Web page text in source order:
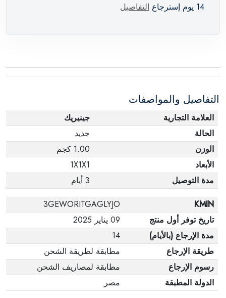
14 يوم إسترجاع التفاصيل
التفاصيل والمواصفات
العلامة التجارية
جينيريك
الحالة
جديد
الوزن
1.00 كجم
الأبعاد
1X1X1
مدة التوصيل
3 أيام
KMIN
3GEWORITGAGLYJO
تاريخ توفر أول منتج
09 يناير 2025
مدة الإرجاع (بالأيام)
14
طريقة الإرجاع
مطابقة لطريقة الشحن
رسوم الإرجاع
مطابقة لمصاريف الشحن
الدولة المطبقة
مصر